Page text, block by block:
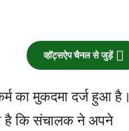
व्हॉट्सऐप चैनल से जुड़ें
का मुकदमा दर्ज हुआ है।
है कि संचालक ने अपने